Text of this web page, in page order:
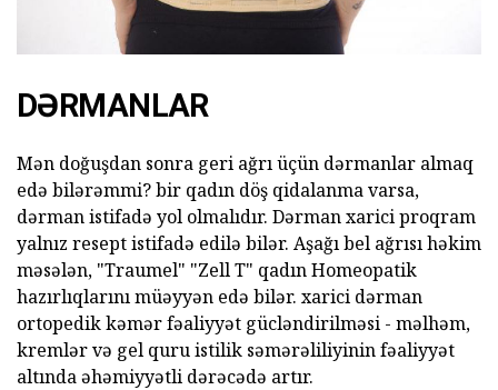
DƏRMANLAR
Mən doğuşdan sonra geri ağrı üçün dərmanlar almaq
edə bilərəmmi? bir qadın döş qidalanma varsa,
dərman istifadə yol olmalıdır. Dərman xarici proqram
yalnız resept istifadə edilə bilər. Aşağı bel ağrısı həkim
məsələn, "Traumel" "Zell T" qadın Homeopatik
hazırlıqlarını müəyyən edə bilər. xarici dərman
ortopedik kəmər fəaliyyət gücləndirilməsi - məlhəm,
kremlər və gel quru istilik səmərəliliyinin fəaliyyət
altında əhəmiyyətli dərəcədə artır.